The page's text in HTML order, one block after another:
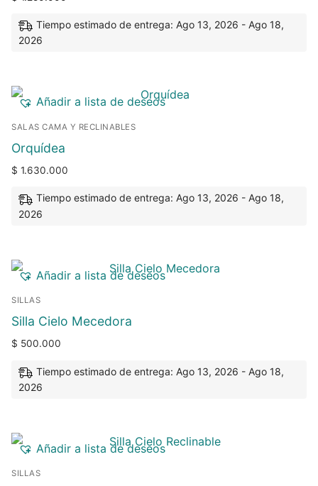
Tiempo estimado de entrega: Ago 13, 2026 - Ago 18,
2026
Añadir a lista de deseos
SALAS CAMA Y RECLINABLES
Orquídea
$ 1.630.000
Tiempo estimado de entrega: Ago 13, 2026 - Ago 18,
2026
Añadir a lista de deseos
SILLAS
Silla Cielo Mecedora
$ 500.000
Tiempo estimado de entrega: Ago 13, 2026 - Ago 18,
2026
Añadir a lista de deseos
SILLAS